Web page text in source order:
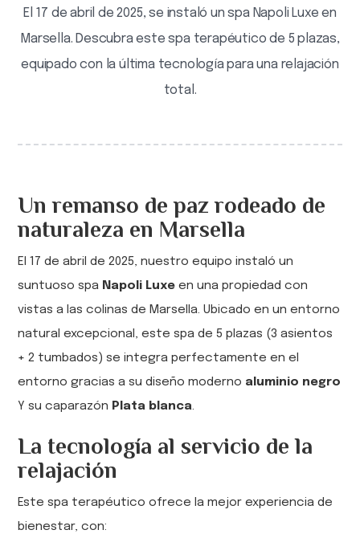
El 17 de abril de 2025, se instaló un spa Napoli Luxe en
Marsella. Descubra este spa terapéutico de 5 plazas,
equipado con la última tecnología para una relajación
total.
Un remanso de paz rodeado de
naturaleza en Marsella
El 17 de abril de 2025, nuestro equipo instaló un
suntuoso spa Napoli Luxe en una propiedad con
vistas a las colinas de Marsella. Ubicado en un entorno
natural excepcional, este spa de 5 plazas (3 asientos
+ 2 tumbados) se integra perfectamente en el
entorno gracias a su diseño moderno aluminio negro
Y su caparazón Plata blanca.
La tecnología al servicio de la
relajación
Este spa terapéutico ofrece la mejor experiencia de
bienestar, con: